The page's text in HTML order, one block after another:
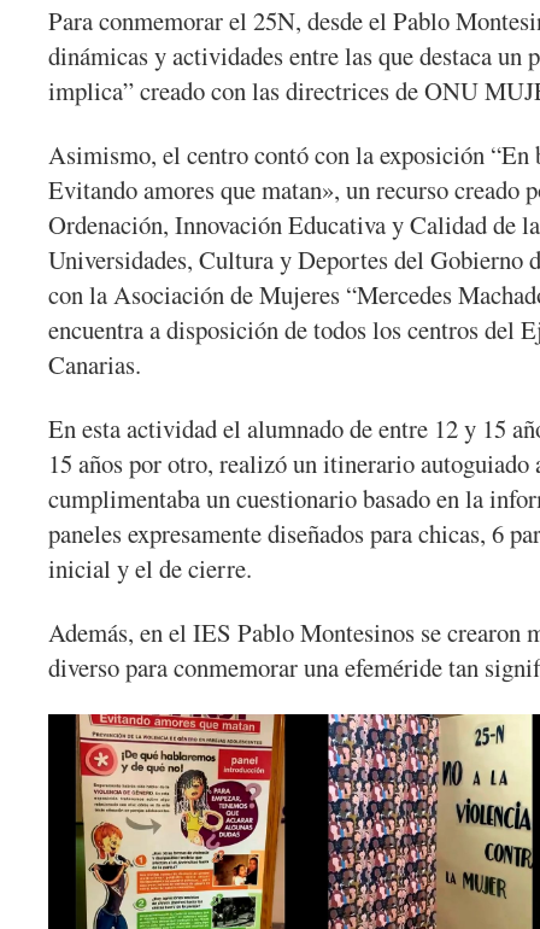
IES
Oliva
Para conmemorar el 25N, desde el Pablo
dinámicas y actividades entre las que destaca un
implica” creado con las directrices de ONU
Asimismo, el centro contó con la exposición “En
Evitando amores que matan», un recurso creado
Ordenación, Innovación Educativa y Calidad de
Universidades, Cultura y Deportes del Gobierno
con la Asociación de Mujeres “Mercedes
encuentra a disposición de todos los centros del
Canarias.
En esta actividad el alumnado de entre 12 y 15
15 años por otro, realizó un itinerario autoguiado
cumplimentaba un cuestionario basado en la
paneles expresamente diseñados para chicas, 6
inicial y el de cierre.
Además, en el IES Pablo Montesinos se crearon
diverso para conmemorar una efeméride tan